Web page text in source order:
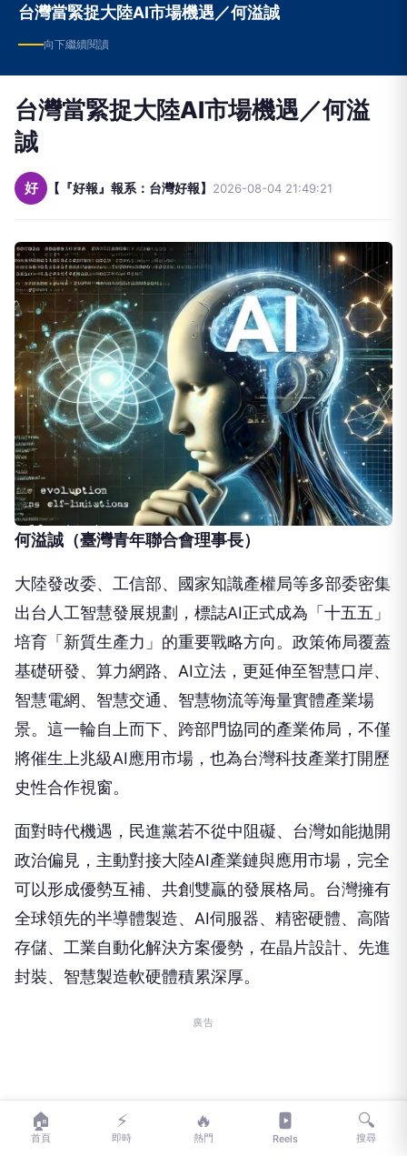
向下繼續閱讀
台灣當緊捉大陸AI市場機遇／何溢
誠
何溢誠（臺灣青年聯合會理事長）
大陸發改委、工信部、國家知識產權局等多部委密集
出台人工智慧發展規劃，標誌AI正式成為「十五五」
培育「新質生產力」的重要戰略方向。政策佈局覆蓋
基礎研發、算力網路、AI立法，更延伸至智慧口岸、
智慧電網、智慧交通、智慧物流等海量實體產業場
景。這一輪自上而下、跨部門協同的產業佈局，不僅
將催生上兆級AI應用市場，也為台灣科技產業打開歷
史性合作視窗。
面對時代機遇，民進黨若不從中阻礙、台灣如能拋開
政治偏見，主動對接大陸AI產業鏈與應用市場，完全
可以形成優勢互補、共創雙贏的發展格局。台灣擁有
全球領先的半導體製造、AI伺服器、精密硬體、高階
存儲、工業自動化解決方案優勢，在晶片設計、先進
封裝、智慧製造軟硬體積累深厚。
🏠
首頁
⚡
即時
🔥
熱門 Reels
🔍
搜尋